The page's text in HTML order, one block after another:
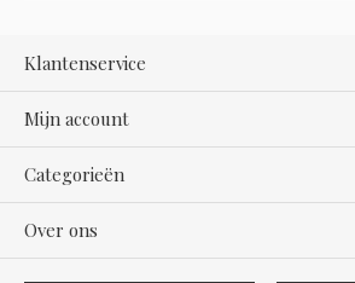
Klantenservice
Mijn account
Categorieën
Over ons